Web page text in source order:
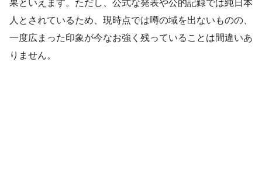
果といえます。ただし、公式な発表や公的記録では純日本
人とされているため、現時点では噂の域を出ないものの、
一度広まった印象が今なお強く残っていることは間違いあ
りません。